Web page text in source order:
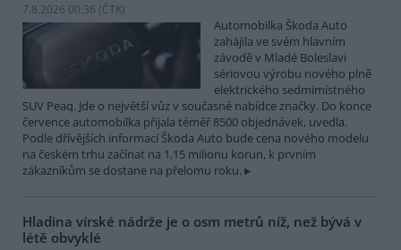
7.8.2026 00:36 (ČTK)
Automobilka Škoda Auto
zahájila ve svém hlavním
závodě v Mladé Boleslavi
sériovou výrobu nového plně
elektrického sedmimístného
SUV Peaq. Jde o největší vůz v současné nabídce značky. Do konce
července automobilka přijala téměř 8500 objednávek, uvedla.
Podle dřívějších informací Škoda Auto bude cena nového modelu
na českém trhu začínat na 1,15 milionu korun, k prvním
zákazníkům se dostane na přelomu roku.
Hladina vírské nádrže je o osm metrů níž, než bývá v
létě obvyklé